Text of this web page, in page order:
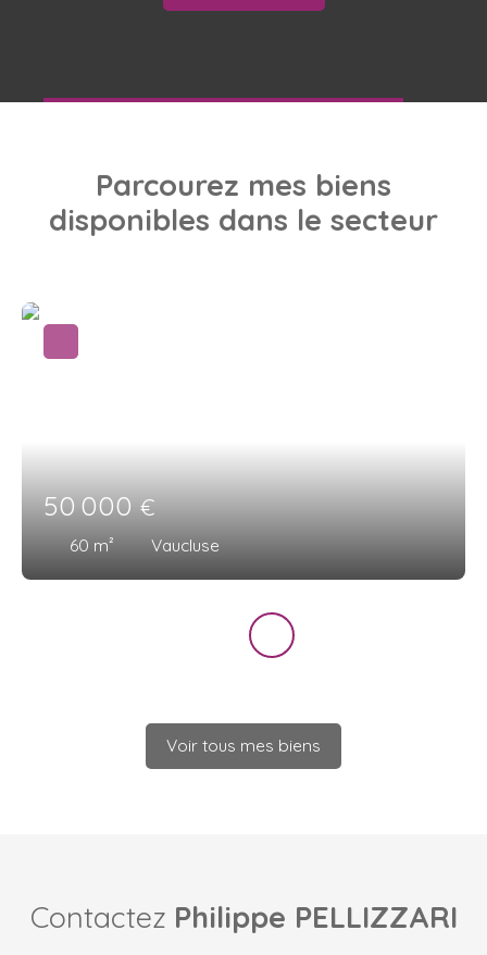
Parcourez mes biens
disponibles dans le secteur
50 000€
60 m² Vaucluse
Voir tous mes biens
Contactez Philippe PELLIZZARI